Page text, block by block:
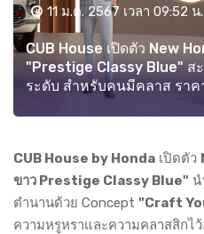
11 ม.ค. 2567 เวลา 09:52 น.
CUB House เปิดตัว New
"Prestige Classy Blue" ส
ระดับ สำหรับคนมีคลาส รา
CUB House by Honda เปิดตัว
ขาว Prestige Classy Blue" น
ตำนานด้วย Concept "Craft
ความหรูหราและความคลาสสิกไ